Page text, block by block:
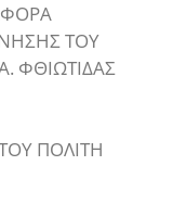
ΤΟΥ
ΦΘΙΩΤΙΔΑΣ
ΠΟΛΙΤΗ